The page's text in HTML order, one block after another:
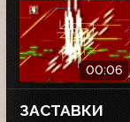
00:06
ЗАСТАВКИ